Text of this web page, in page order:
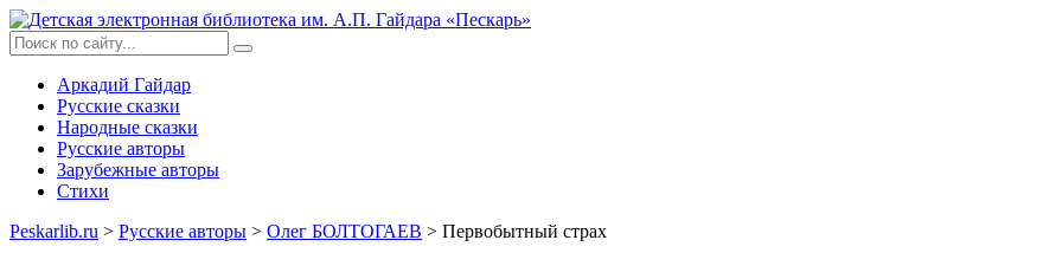
Аркадий Гайдар
Русские сказки
Народные сказки
Русские авторы
Зарубежные авторы
Стихи
Peskarlib.ru > Русские авторы > Олег БОЛТОГАЕВ > Первобытный страх